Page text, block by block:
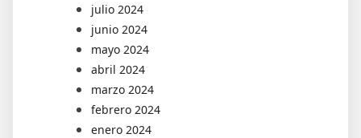
julio 2024
junio 2024
mayo 2024
abril 2024
marzo 2024
febrero 2024
enero 2024